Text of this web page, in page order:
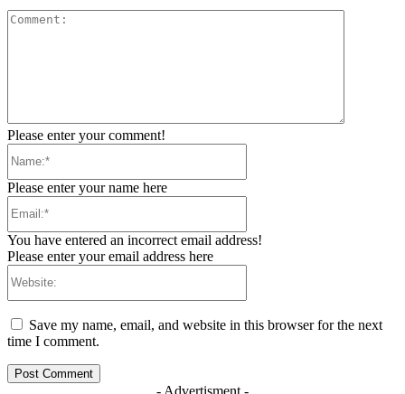
Please enter your comment!
Please enter your name here
You have entered an incorrect email address!
Please enter your email address here
Save my name, email, and website in this browser for the next
time I comment.
- Advertisment -